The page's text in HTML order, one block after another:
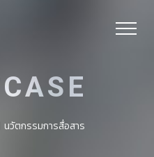
นวัตกรรมการสื่อสาร